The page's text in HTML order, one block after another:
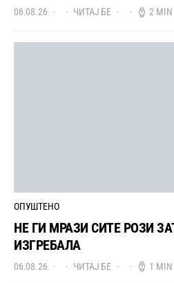
06.08.26 ЧИТАЈ БЕ 2 MIN
ОПУШТЕНО
НЕ ГИ МРАЗИ СИТЕ РОЗИ
ИЗГРЕБАЛА
06.08.26 ЧИТАЈ БЕ 1 MIN